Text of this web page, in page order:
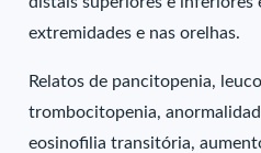
extremidades e nas orelhas.
Relatos de pancitopenia,
trombocitopenia,
eosinofilia transitória,